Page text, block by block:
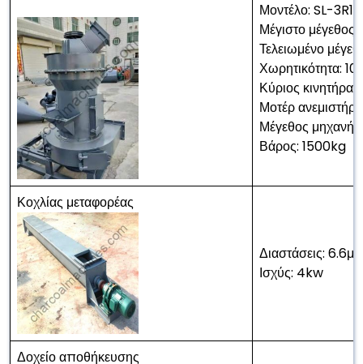
Μοντέλο: SL-
Μέγιστο
Τελειωμένο
Χωρητικότητα:
Κύριος
Μοτέρ
Μέγεθος
Βάρος: 1500kg
Κοχλίας μεταφορέας
Διαστάσεις:
Ισχύς: 4kw
Δοχείο αποθήκευσης